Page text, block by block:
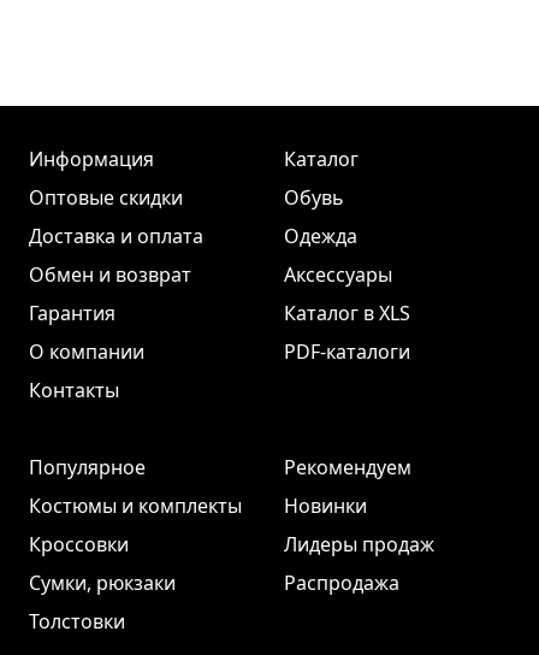
Информация
Оптовые скидки
Доставка и оплата
Обмен и возврат
Гарантия
О компании
Контакты
Каталог
Обувь
Одежда
Аксессуары
Каталог в XLS
PDF-каталоги
Популярное
Костюмы и комплекты
Кроссовки
Сумки, рюкзаки
Толстовки
Рекомендуем
Новинки
Лидеры продаж
Распродажа